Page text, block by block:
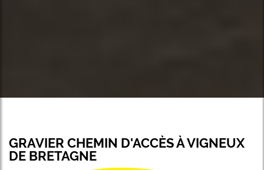
GRAVIER CHEMIN D'ACCÈS À VIGNEUX
DE BRETAGNE